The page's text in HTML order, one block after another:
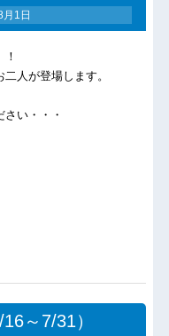
1日
人が登場します。
い・・・
～7/31）